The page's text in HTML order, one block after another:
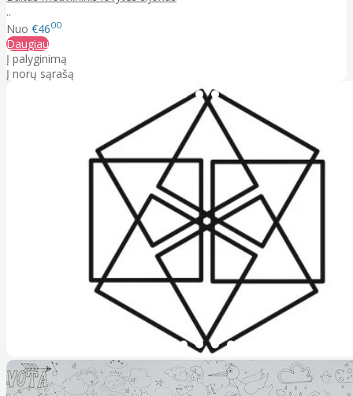
..
Nuo €4600
Daugiau
Į palyginimą
Į norų sąrašą